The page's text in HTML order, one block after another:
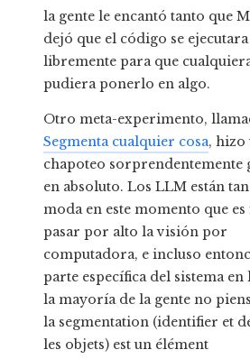
la gente le encantó tanto que
dejó que el código se ejecutara
libremente para que
pudiera ponerlo en algo.
Otro meta-experimento,
Segmenta cualquier cosa, hizo
chapoteo sorprendentemente
en absoluto. Los LLM están
moda en este momento que
pasar por alto la visión por
computadora, e incluso
parte específica del sistema en
la mayoría de la gente no
la segmentation (identifier et
les objets) est un élément